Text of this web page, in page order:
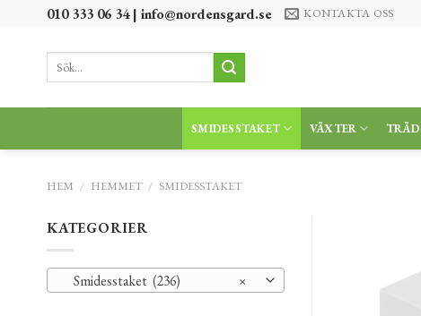
010 333 06 34 | info@nordensgard.se KONTAKTA OSS
efter:
SMIDESSTAKET VÄXTER TRÄD
HEM / HEMMET / SMIDESSTAKET
KATEGORIER
×
Smidesstaket (236)